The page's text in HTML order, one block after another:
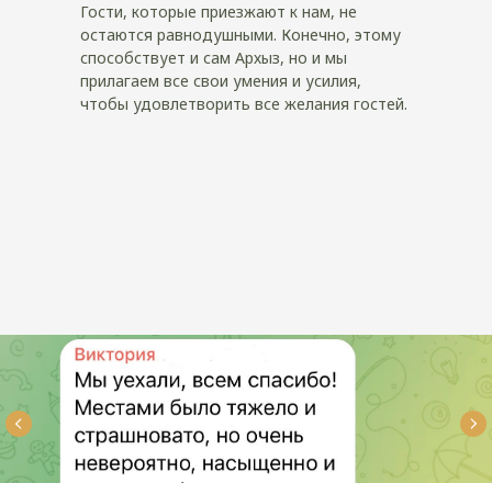
Гости, которые приезжают к нам, не
остаются равнодушными. Конечно, этому
способствует и сам Архыз, но и мы
прилагаем все свои умения и усилия,
чтобы удовлетворить все желания гостей.